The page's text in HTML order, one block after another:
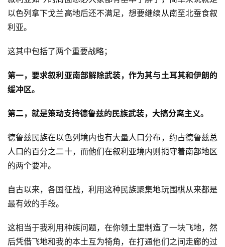
以色列拿下戈兰高地后还不满足，想要继续从南至北蚕食叙
利亚。
这其中包括了两个重要战略；
第一，要求叙利亚南部解除武装，作为其与土耳其和伊朗的
缓冲区。
第二，就是策动支持德鲁兹的民族武装，大搞分离主义。
德鲁兹民族在以色列境内也有大量人口分布，约占德鲁兹总
人口的百分之二十，而他们在叙利亚境内则扼守着南部地区
的两个要冲。
自古以来，各国征战，利用这种民族聚集地玩围棋从来都是
最有效的手段。
这相当于我利用种族问题，在你领土里制造了一块飞地，然
后凭借飞地和我的本土互为犄角，在打通他们之间走廊的过